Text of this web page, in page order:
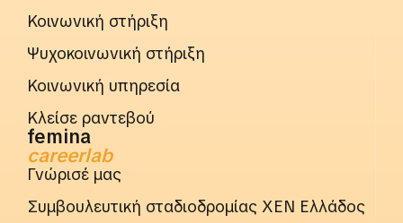
Κοινωνική στήριξη
Ψυχοκοινωνική στήριξη
Κοινωνική υπηρεσία
Κλείσε ραντεβού
femina
careerlab
Γνώρισέ μας
Συμβουλευτική σταδιοδρομίας ΧΕΝ Ελλάδος